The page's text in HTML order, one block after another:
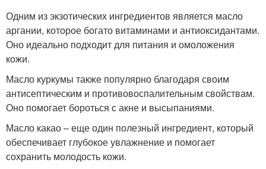
Одним из экзотических ингредиентов является масло
аргании, которое богато витаминами и антиоксидантами.
Оно идеально подходит для питания и омоложения
кожи.
Масло куркумы также популярно благодаря своим
антисептическим и противовоспалительным свойствам.
Оно помогает бороться с акне и высыпаниями.
Масло какао – еще один полезный ингредиент, который
обеспечивает глубокое увлажнение и помогает
сохранить молодость кожи.